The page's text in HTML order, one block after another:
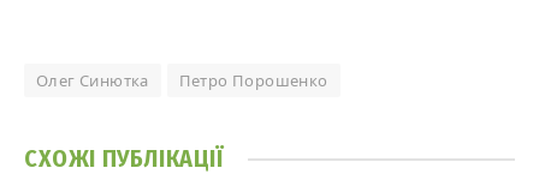
Олег Синютка Петро Порошенко
СХОЖІ ПУБЛІКАЦІЇ